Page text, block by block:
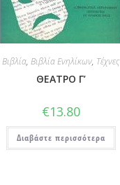
Βιβλία, Βιβλία Ενηλίκων, Τέχνες
ΘΕΑΤΡΟ Γ’
€13.80
Διαβάστε περισσότερα